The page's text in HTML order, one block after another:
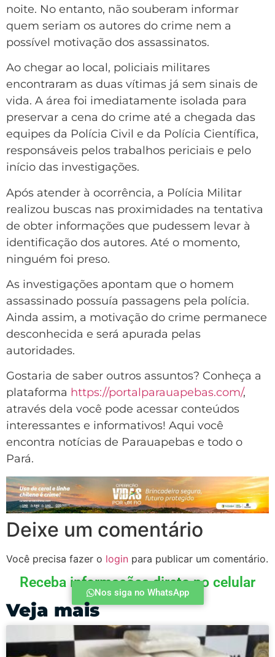
noite. No entanto, não souberam informar
quem seriam os autores do crime nem a
possível motivação dos assassinatos.
Ao chegar ao local, policiais militares
encontraram as duas vítimas já sem sinais de
vida. A área foi imediatamente isolada para
preservar a cena do crime até a chegada das
equipes da Polícia Civil e da Polícia Científica,
responsáveis pelos trabalhos periciais e pelo
início das investigações.
Após atender à ocorrência, a Polícia Militar
realizou buscas nas proximidades na tentativa
de obter informações que pudessem levar à
identificação dos autores. Até o momento,
ninguém foi preso.
As investigações apontam que o homem
assassinado possuía passagens pela polícia.
Ainda assim, a motivação do crime permanece
desconhecida e será apurada pelas
autoridades.
Gostaria de saber outros assuntos? Conheça a
plataforma https://portalparauapebas.com/,
através dela você pode acessar conteúdos
interessantes e informativos! Aqui você
encontra notícias de Parauapebas e todo o
Pará.
Deixe um comentário
Você precisa fazer o login para publicar um comentário.
Receba informações direto no celular
Nos siga no WhatsApp
Veja mais